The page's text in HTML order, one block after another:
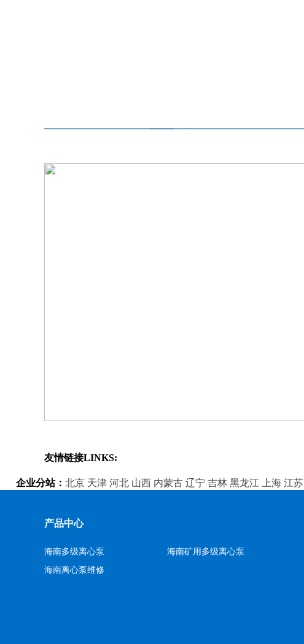
友情链接LINKS:
企业分站： 北京 天津 河北 山西 内蒙古 辽宁 吉林 黑龙江 上海 江苏
产品中心
海南多级离心泵
海南矿用多级离心泵
海南离心泵维修